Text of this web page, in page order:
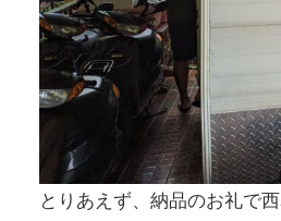
とりあえず、納品のお礼で